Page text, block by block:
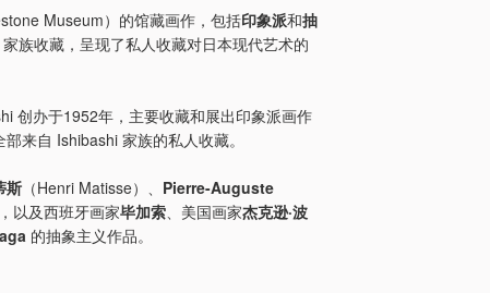
Museum）的馆藏画作，包括印象派和抽
家族收藏，呈现了私人收藏对日本现代艺术的
创办于1952年，主要收藏和展出印象派画作
来自 Ishibashi 家族的私人收藏。
斯 （Henri Matisse）、 Pierre-Auguste
以及西班牙画家毕加索 、美国画家杰克逊·波
的抽象主义作品。